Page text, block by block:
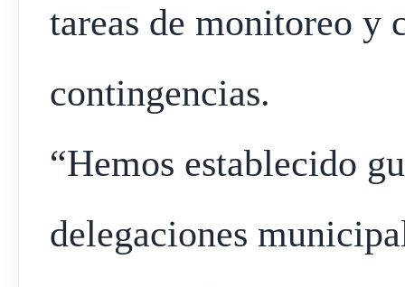
tareas de monitoreo y
contingencias.
“Hemos establecido
delegaciones